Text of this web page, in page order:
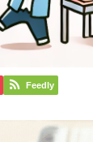
Feedly